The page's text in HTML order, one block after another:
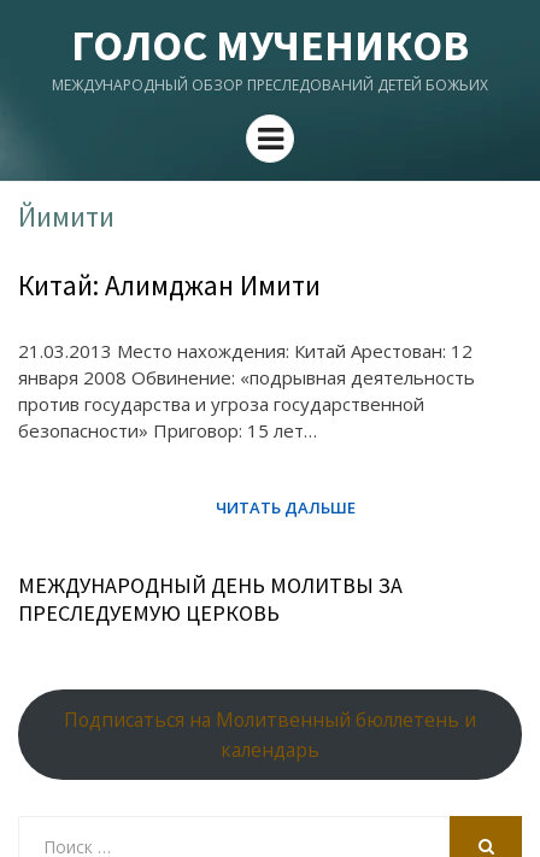
ГОЛОС МУЧЕНИКОВ
МЕЖДУНАРОДНЫЙ ОБЗОР ПРЕСЛЕДОВАНИЙ ДЕТЕЙ БОЖЬИХ
Menu
Йимити
Китай: Алимджан Имити
21.03.2013 Место нахождения: Китай Арестован: 12
января 2008 Обвинение: «подрывная деятельность
против государства и угроза государственной
безопасности» Приговор: 15 лет…
МЕЖДУНАРОДНЫЙ ДЕНЬ МОЛИТВЫ ЗА
ПРЕСЛЕДУЕМУЮ ЦЕРКОВЬ
Подписаться на Молитвенный бюллетень и
календарь